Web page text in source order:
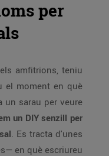
per
amfitrions, teniu
el moment en què
un sarau per veure
un DIY senzill per
. Es tracta d'unes
en què escriureu